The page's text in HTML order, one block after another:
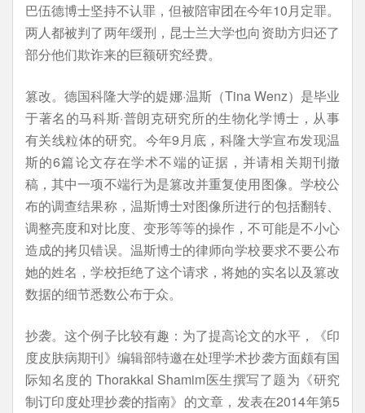
巴伍德博士坚持不认罪，但被陪审团在今年10月定罪。
两人都被判了两年缓刑，昆士兰大学也向资助方归还了
部分他们欺诈来的巨额研究经费。
篡改。德国科隆大学的媞娜·温斯（Tina Wenz）是毕业
于著名的马科斯·普朗克研究所的生物化学博士，从事
有关线粒体的研究。今年9月底，科隆大学宣布发现温
斯的6篇论文存在学术不端的证据，并请相关期刊撤
稿，其中一项不端行为是篡改并重复使用图像。学校公
布的调查结果称，温斯博士对图像所进行的包括翻转、
调整亮度和对比度、变形等等的操作，不可能是不小心
造成的拷贝错误。温斯博士的律师向学校要求不要公布
她的姓名，学校拒绝了这个请求，将她的实名以及篡改
数据的细节悉数公布于众。
抄袭。这个例子比较有趣：为了提高论文的水平，《印
度皮肤病期刊》编辑部特邀在处理学术抄袭方面颇有国
际知名度的 Thorakkal Shamim医生撰写了题为《研究
制订印度处理抄袭的指南》的文章，发表在2014年第5